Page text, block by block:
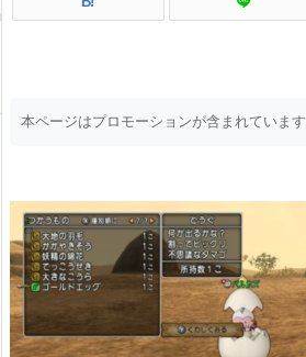
本ページはプロモーションが含まれています